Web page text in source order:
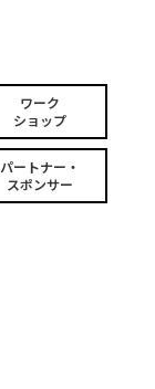
ワーク
ショップ
パートナー・
スポンサー